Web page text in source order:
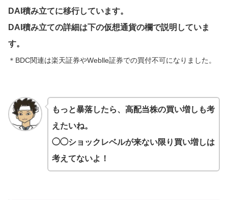
DAI積み立てに移行しています。
DAI積み立ての詳細は下の仮想通貨の欄で説明していま
す。
＊BDC関連は楽天証券やWeblle証券での買付不可になりました。
もっと暴落したら、高配当株の買い増しも考
えたいね。
◯◯ショックレベルが来ない限り買い増しは
考えてないよ！